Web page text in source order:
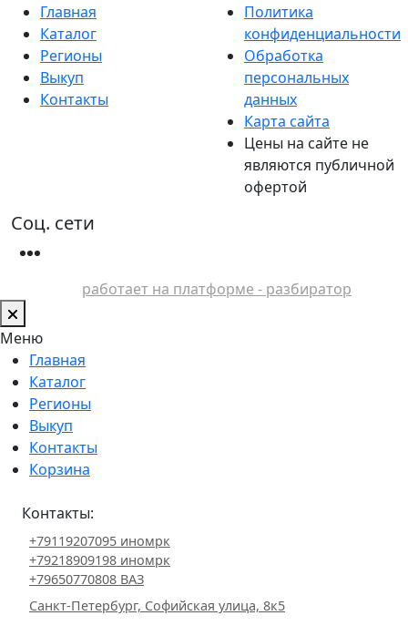
Главная
Каталог
Регионы
Выкуп
Контакты
Политика
конфиденциальности
Обработка
персональных
данных
Карта сайта
Цены на сайте не
являются публичной
офертой
Соц. сети
работает на платформе - разбиратор
Меню
Главная
Каталог
Регионы
Выкуп
Контакты
Корзина
Контакты:
+79119207095 иномрк
+79218909198 иномрк
+79650770808 ВАЗ
Санкт-Петербург, Софийская улица, 8к5